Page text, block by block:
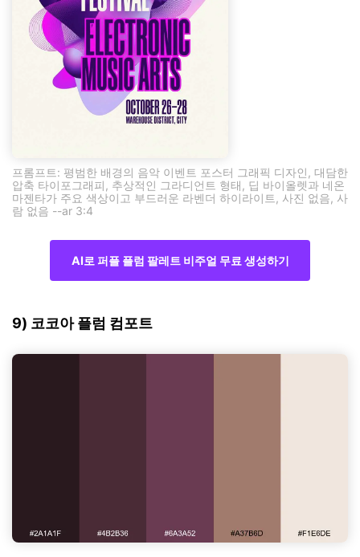
프롬프트: 평범한 배경의 음악 이벤트 포스터 그래픽 디자인, 대담한
압축 타이포그래피, 추상적인 그라디언트 형태, 딥 바이올렛과 네온
마젠타가 주요 색상이고 부드러운 라벤더 하이라이트, 사진 없음, 사
람 없음 --ar 3:4
AI로 퍼플 플럼 팔레트 비주얼 무료 생성하기
9) 코코아 플럼 컴포트